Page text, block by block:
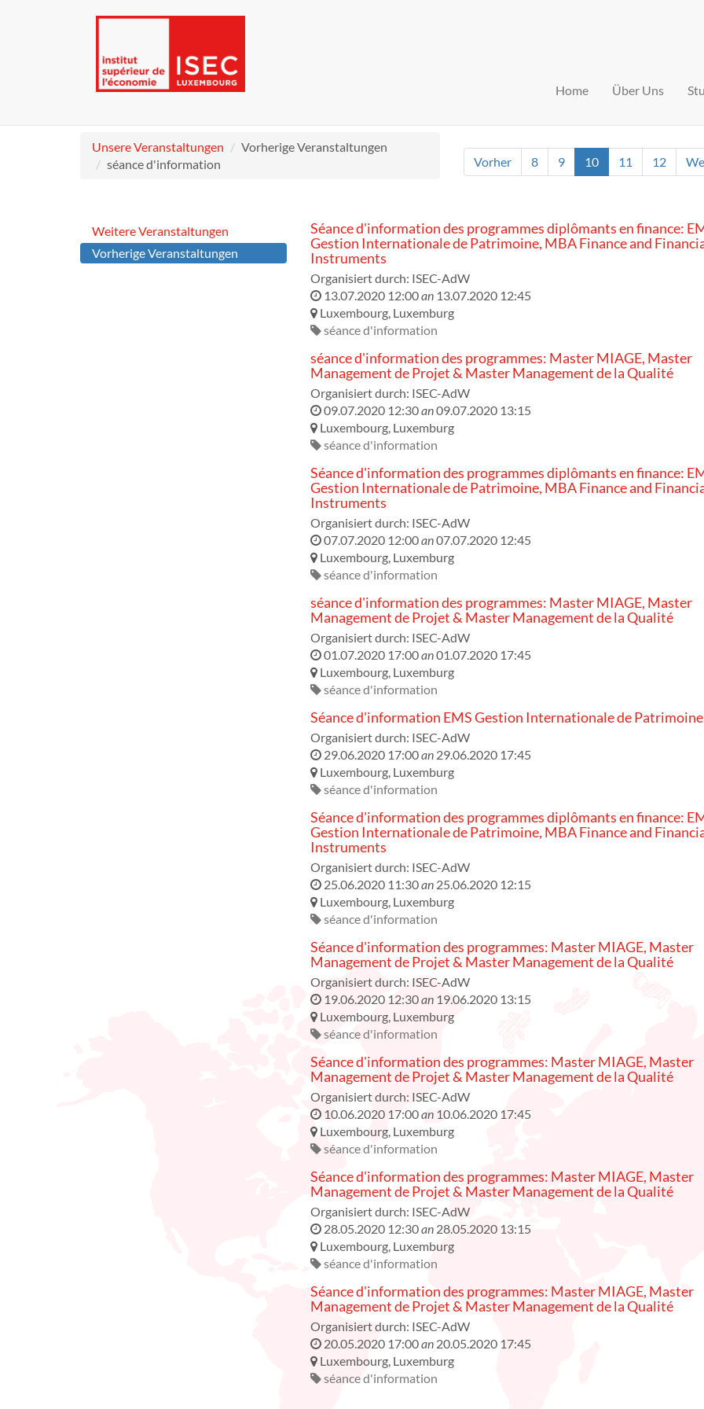
Home Über Uns
Unsere Veranstaltungen
Vorherige Veranstaltungen
séance d'information
Vorher 8 9 10 11 12
Weitere Veranstaltungen
Vorherige Veranstaltungen
Séance d'information des programmes diplômants en finance:
Gestion Internationale de Patrimoine, MBA Finance and
Instruments
Organisiert durch: ISEC-AdW
13.07.2020 12:00an 13.07.2020 12:45
Luxembourg, Luxemburg
séance d'information
séance d'information des programmes: Master MIAGE, Master
Management de Projet & Master Management de la Qualité
Organisiert durch: ISEC-AdW
09.07.2020 12:30an09.07.2020 13:15
Luxembourg, Luxemburg
séance d'information
Séance d'information des programmes diplômants en finance:
Gestion Internationale de Patrimoine, MBA Finance and
Instruments
Organisiert durch: ISEC-AdW
07.07.2020 12:00an07.07.2020 12:45
Luxembourg, Luxemburg
séance d'information
séance d'information des programmes: Master MIAGE, Master
Management de Projet & Master Management de la Qualité
Organisiert durch: ISEC-AdW
01.07.2020 17:00an01.07.2020 17:45
Luxembourg, Luxemburg
séance d'information
Séance d'information EMS Gestion Internationale de Patrimoine
Organisiert durch: ISEC-AdW
29.06.2020 17:00an 29.06.2020 17:45
Luxembourg, Luxemburg
séance d'information
Séance d'information des programmes diplômants en finance:
Gestion Internationale de Patrimoine, MBA Finance and
Instruments
Organisiert durch: ISEC-AdW
25.06.2020 11:30an 25.06.2020 12:15
Luxembourg, Luxemburg
séance d'information
Séance d'information des programmes: Master MIAGE, Master
Management de Projet & Master Management de la Qualité
Organisiert durch: ISEC-AdW
19.06.2020 12:30an 19.06.2020 13:15
Luxembourg, Luxemburg
séance d'information
Séance d'information des programmes: Master MIAGE, Master
Management de Projet & Master Management de la Qualité
Organisiert durch: ISEC-AdW
10.06.2020 17:00an 10.06.2020 17:45
Luxembourg, Luxemburg
séance d'information
Séance d'information des programmes: Master MIAGE, Master
Management de Projet & Master Management de la Qualité
Organisiert durch: ISEC-AdW
28.05.2020 12:30an 28.05.2020 13:15
Luxembourg, Luxemburg
séance d'information
Séance d'information des programmes: Master MIAGE, Master
Management de Projet & Master Management de la Qualité
Organisiert durch: ISEC-AdW
20.05.2020 17:00an 20.05.2020 17:45
Luxembourg, Luxemburg
séance d'information